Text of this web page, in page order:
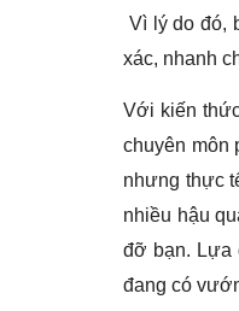
Vì lý do đó,
xác, nhanh
Với kiến
chuyên môn
nhưng thực
nhiều hậu
đỡ bạn. Lựa
đang có